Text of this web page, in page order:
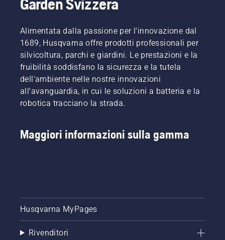
domanda,
realizzata
questa
semplice
guida
per la
potatura
degli
alberi.
o con un
se
necessario.
Alimentata dalla passione per l'innovazione dal
1689, Husqvarna offre prodotti professionali per
silvicoltura, parchi e giardini. Le prestazioni e la
fruibilità soddisfano la sicurezza e la tutela
dell'ambiente nelle nostre innovazioni
all'avanguardia, in cui le soluzioni a batteria e la
robotica tracciano la strada.
Maggiori informazioni sulla gamma
Husqvarna MyPages
Rivenditori